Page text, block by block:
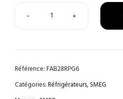
+
-
Référence:FAB28RPG6
Catégories:Réfrigérateurs,SMEG